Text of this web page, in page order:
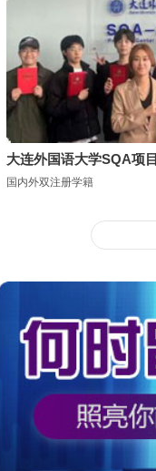
大连外国语大学SQA项目
国内外双注册学籍